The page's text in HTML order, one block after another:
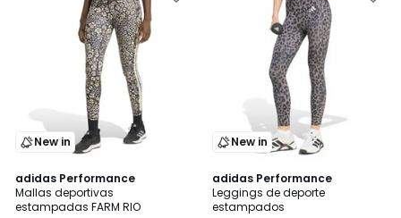
New in
adidas Performance
Mallas deportivas
estampadas FARM RIO
New in
adidas Performance
Leggings de deporte
estampados